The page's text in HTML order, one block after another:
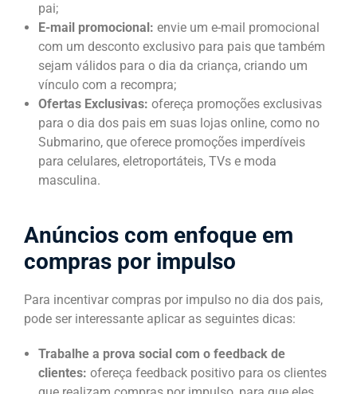
pai;
E-mail promocional: envie um e-mail promocional
com um desconto exclusivo para pais que também
sejam válidos para o dia da criança, criando um
vínculo com a recompra;
Ofertas Exclusivas: ofereça promoções exclusivas
para o dia dos pais em suas lojas online, como no
Submarino, que oferece promoções imperdíveis
para celulares, eletroportáteis, TVs e moda
masculina.
Anúncios com enfoque em
compras por impulso
Para incentivar compras por impulso no dia dos pais,
pode ser interessante aplicar as seguintes dicas:
Trabalhe a prova social com o feedback de
clientes: ofereça feedback positivo para os clientes